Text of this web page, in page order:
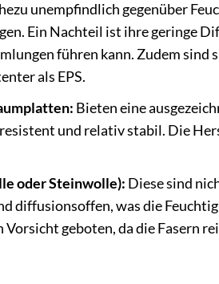
unempfindlich gegenüber
Ein Nachteil ist ihre geringe
führen kann. Zudem sind
als EPS.
Bieten eine
und relativ stabil. Die
oder Steinwolle): Diese sind
diffusionsoffen, was die
geboten, da die Fasern